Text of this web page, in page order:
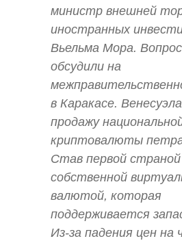
министр внешней
иностранных
Вьельма Мора.
обсудили на
в Каракасе.
продажу
криптовалюты
Став первой страной
собственной
валютой, которая
поддерживается
Из-за падения цен на